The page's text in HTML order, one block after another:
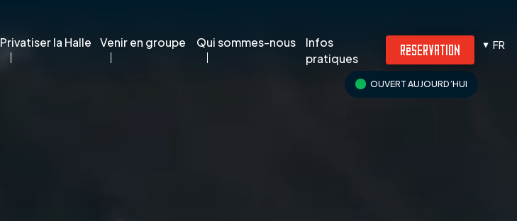
Privatiser la Halle Venir en groupe Qui sommes-nous
Infos
pratiques
RÉSERVATION
OUVERT AUJOURD’HUI
FR